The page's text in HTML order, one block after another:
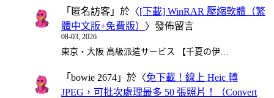
「 匿名訪客 」於〈[下載] WinRAR 壓縮軟體（繁
體中文版+免費版） 〉發佈留言
08-03, 2026
東京・大阪 高級派遣サービス 【千夏の伊…
「 bowie 2674 」於〈免下載！線上 Heic 轉
JPEG，可批次處理最多 50 張照片！（Convert